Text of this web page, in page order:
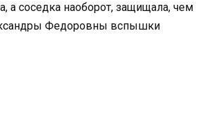
а соседка наоборот, защищала, чем
Федоровны вспышки